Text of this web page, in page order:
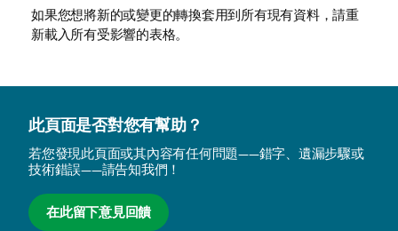
如果您想將新的或變更的轉換套用到所有現有資料，請重
新載入所有受影響的表格。
此頁面是否對您有幫助？
若您發現此頁面或其內容有任何問題——錯字、遺漏步驟或
技術錯誤——請告知我們！
在此留下意見回饋